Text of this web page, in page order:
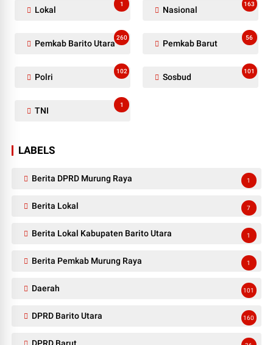
Lokal
1
Nasional
163
Pemkab Barito Utara
260
Pemkab Barut
56
Polri
102
Sosbud
101
TNI
1
LABELS
Berita DPRD Murung Raya 1
Berita Lokal 7
Berita Lokal Kabupaten Barito Utara 1
Berita Pemkab Murung Raya 1
Daerah 101
DPRD Barito Utara 160